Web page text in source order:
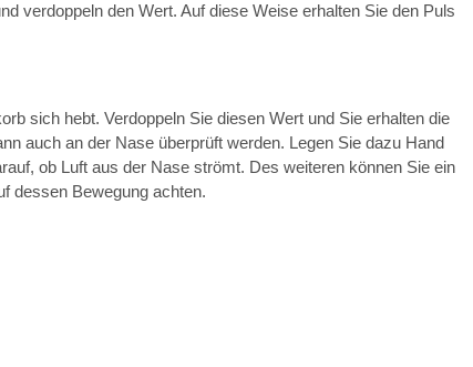
verdoppeln den Wert. Auf diese Weise erhalten Sie den Puls
sich hebt. Verdoppeln Sie diesen Wert und Sie erhalten die
auch an der Nase überprüft werden. Legen Sie dazu Hand
ob Luft aus der Nase strömt. Des weiteren können Sie ein
dessen Bewegung achten.